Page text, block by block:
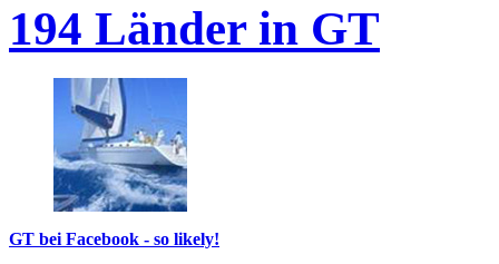
194 Länder in GT
GT bei Facebook - so likely!